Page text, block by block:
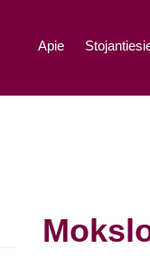
Apie